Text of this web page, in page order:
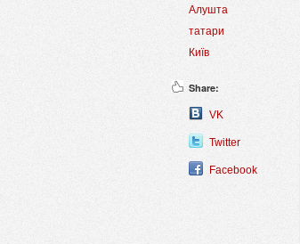
Алушта
татари
Київ
Share:
VK
Twitter
Facebook